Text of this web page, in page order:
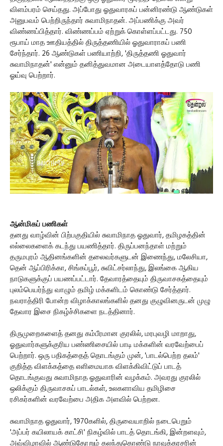
விளம்பரம் செய்தது. அப்போது ஓதுவாரகப் பன்னிரண்டு ஆண்டுகள்
அனுபவம் பெற்றிருந்தார் சுவாமிநாதன். அப்பணிக்கு அவர்
விண்ணப்பித்தார். விண்ணப்பம் ஏற்றுக் கொள்ளப்பட்டது. 750
ரூபாய் மாத ஊதியத்தில் திருத்தணியில் ஓதுவாராகப் பணி
சேர்ந்தார். 26 ஆண்டுகள் பணியாற்றி, 'திருத்தணி ஓதுவார்
சுவாமிநாதன்' என்னும் தனித்துவமான அடையாளத்தோடு பணி
ஓய்வு பெற்றார்.
ஆன்மிகப் பணிகள்
தனது வாழ்வின் பிற்பகுதியில் சுவாமிநாத ஓதுவார், தமிழகத்தின்
எல்லைகளைக் கடந்து பயணித்தார். திருப்பனந்தாள் மற்றும்
தருமபுரம் ஆதினங்களின் தலைவர்களுடன் இணைந்து, மலேசியா,
தென் ஆப்பிரிக்கா, சிங்கப்பூர், சுவிட்சர்லாந்து, இலங்கை ஆகிய
நாடுகளுக்குப் பயணப்பட்டார். தேவாரத்தையும் திருவாசகத்தையும்
புலம்பெயர்ந்து வாழும் தமிழ் மக்களிடம் கொண்டு சேர்த்தார்.
நவராத்திரி போன்ற விழாக்காலங்களில் தனது குழுவினருடன் முழு
தேவார இசை நிகழ்ச்சிகளை நடத்தினார்.
திருமுறைகளைத் தனது கம்பீரமான குரலில், மரபுவழி மாறாது,
ஓதுவார்களுக்குரிய பண்ணிசையில் பாடி மக்களின் வரவேற்பைப்
பெற்றார். ஒரு பதிகத்தைத் தொடங்கும் முன், 'பாடல்பெற்ற தலம்'
குறித்த விளக்கத்தை எளிமையாக விளக்கிவிட்டுப் பாடத்
தொடங்குவது சுவாமிநாத ஓதுவாரின் வழக்கம். அவரது குரலில்
ஒலிக்கும் திருவாசகப் பாடல்கள், உலகளாவிய தமிழிசை
ரசிகர்களின் வரவேற்பை அதிக அளவில் பெற்றன.
சுவாமிநாத ஓதுவார், 1970களில், திருவையாறில் நடைபெறும்
'அப்பர் கயிலாயக் காட்சி' நிகழ்வில் பாடத் தொடங்கி, இன்றளவும்,
அவ்விழாவில் ஆண்டுதோறும் கலந்துகொண்டு நாவுக்கரசரின்